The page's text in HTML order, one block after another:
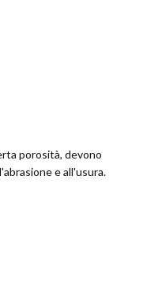
porosità, devono
e all'usura.